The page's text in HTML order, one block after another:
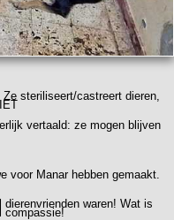
steriliseert/castreert dieren,
vertaald: ze mogen blijven
voor Manar hebben gemaakt.
waren! Wat is
compassie!